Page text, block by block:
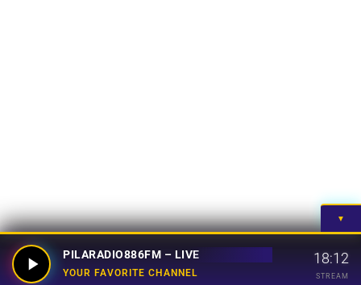
▼
PILARADIO886FM – LIVE
YOUR FAVORITE CHANNEL
18:12
STREAM